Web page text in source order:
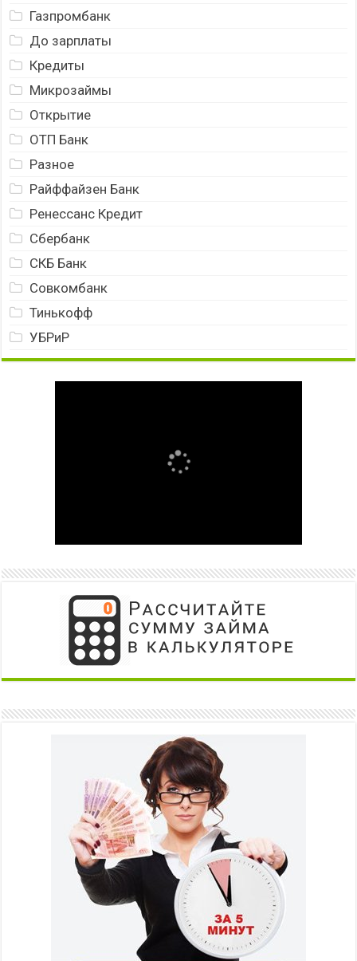
Газпромбанк
До зарплаты
Кредиты
Микрозаймы
Открытие
ОТП Банк
Разное
Райффайзен Банк
Ренессанс Кредит
Сбербанк
СКБ Банк
Совкомбанк
Тинькофф
УБРиР